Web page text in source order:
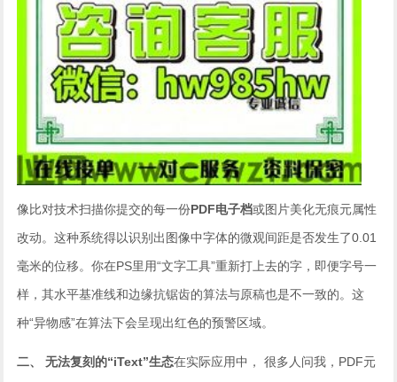
像比对技术扫描你提交的每一份PDF电子档或图片美化无痕元属性
改动。这种系统得以识别出图像中字体的微观间距是否发生了0.01
毫米的位移。你在PS里用“文字工具”重新打上去的字，即便字号一
样，其水平基准线和边缘抗锯齿的算法与原稿也是不一致的。这
种“异物感”在算法下会呈现出红色的预警区域。
二、 无法复刻的“iText”生态在实际应用中， 很多人问我，PDF元